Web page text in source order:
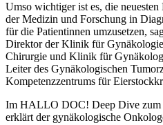
Umso wichtiger ist es, die
der Medizin und Forschung in
für die Patientinnen umzusetzen,
Direktor der Klinik für
Chirurgie und Klinik für
Leiter des Gynäkologischen
Kompetenzzentrums für
Im HALLO DOC! Deep Dive zum
erklärt der gynäkologische